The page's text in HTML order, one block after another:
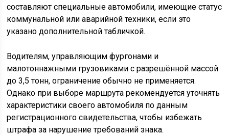
составляют специальные автомобили, имеющие статус
коммунальной или аварийной техники, если это
указано дополнительной табличкой.
Водителям, управляющим фургонами и
малотоннажными грузовиками с разрешённой массой
до 3,5 тонн, ограничение обычно не применяется.
Однако при выборе маршрута рекомендуется уточнять
характеристики своего автомобиля по данным
регистрационного свидетельства, чтобы избежать
штрафа за нарушение требований знака.